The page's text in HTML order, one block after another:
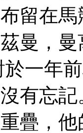
在馬競

於一
忘記 
，